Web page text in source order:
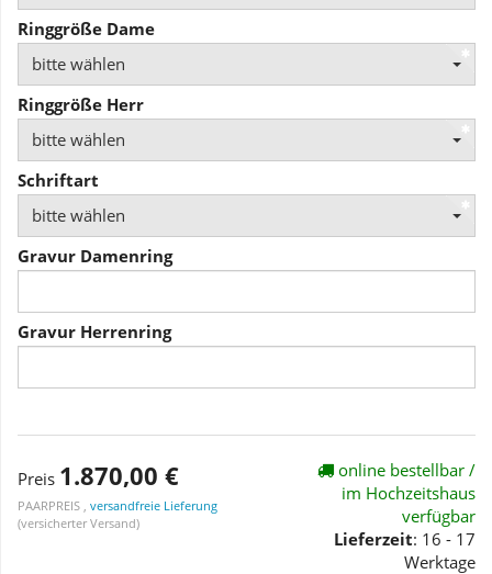
Ringgröße Dame
bitte wählen
Ringgröße Herr
bitte wählen
Schriftart
bitte wählen
Gravur Damenring
Gravur Herrenring
Preis 1.870,00 €
PAARPREIS , versandfreie Lieferung
(versicherter Versand)
online bestellbar /
im Hochzeitshaus
verfügbar
Lieferzeit: 16 - 17
Werktage